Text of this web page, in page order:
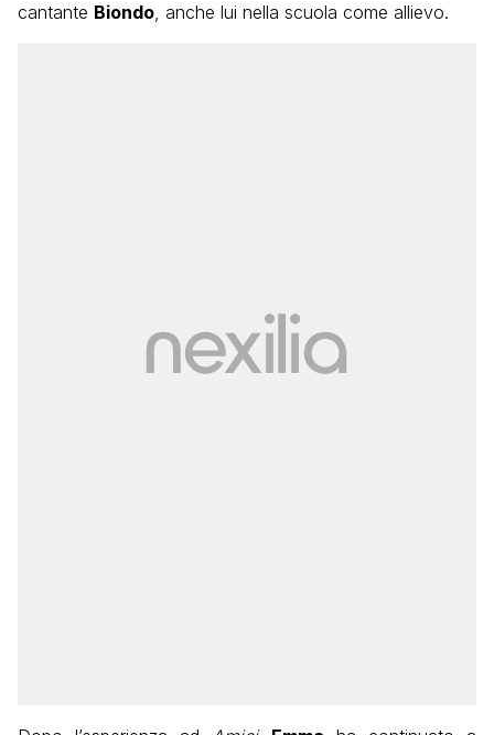
cantante Biondo, anche lui nella scuola come allievo.